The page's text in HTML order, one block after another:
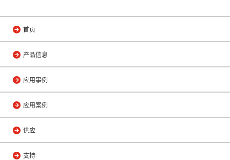
首页
产品信息
应用事例
应用案例
供应
支持